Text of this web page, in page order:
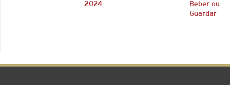
2024
Beber ou
Guardar